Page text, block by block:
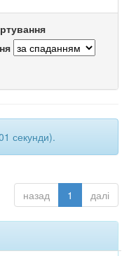
секунди).
назад 1 далі